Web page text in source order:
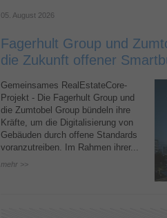
05. August 2026
Fagerhult Group und
die Zukunft offener
Gemeinsames RealEstateCore-
Projekt - Die Fagerhult Group und
die Zumtobel Group bündeln ihre
Kräfte, um die Digitalisierung von
Gebäuden durch offene Standards
voranzutreiben. Im Rahmen ihrer...
mehr >>